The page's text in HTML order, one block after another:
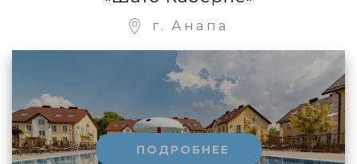
г. Анапа
ПОДРОБНЕЕ